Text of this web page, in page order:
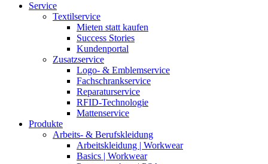
Service
Textilservice
Mieten statt kaufen
Success Stories
Kundenportal
Zusatzservice
Logo- & Emblemservice
Fachschrankservice
Reparaturservice
RFID-Technologie
Mattenservice
Produkte
Arbeits- & Berufskleidung
Arbeitskleidung | Workwear
Basics | Workwear